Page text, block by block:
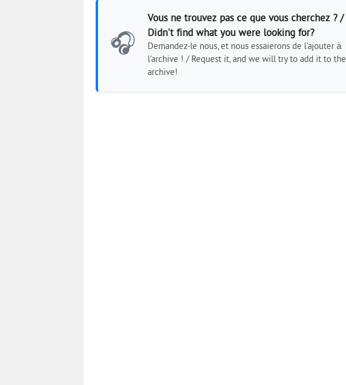
🎧
Vous ne trouvez pas ce que vous cherchez ? /
Didn't find what you were looking for?
Demandez-le nous, et nous essaierons de l'ajouter à
l'archive ! / Request it, and we will try to add it to the
archive!